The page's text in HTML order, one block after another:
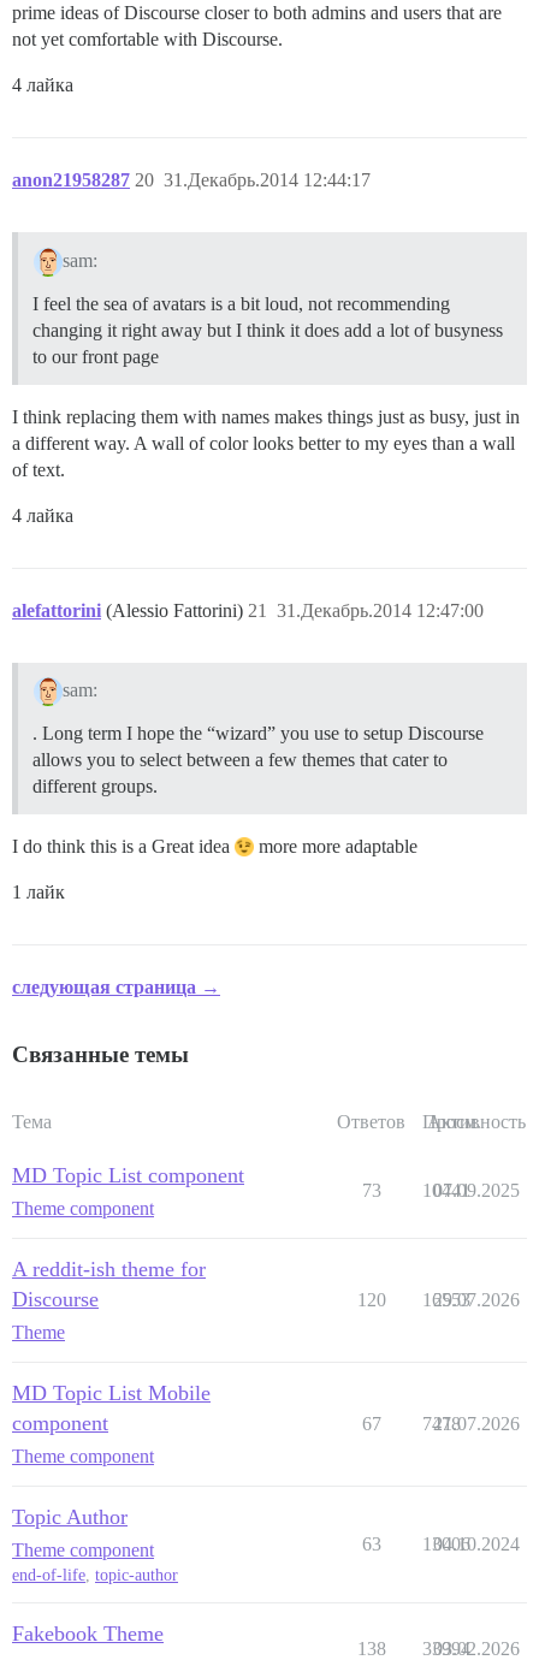
prime ideas of Discourse closer to both admins and users that are
not yet comfortable with Discourse.
4 лайка
anon21958287 31.Декабрь.2014 12:44:17
20
sam:
I feel the sea of avatars is a bit loud, not recommending
changing it right away but I think it does add a lot of busyness
to our front page
I think replacing them with names makes things just as busy, just in
a different way. A wall of color looks better to my eyes than a wall
of text.
4 лайка
alefattorini (Alessio Fattorini) 31.Декабрь.2014 12:47:00
21
sam:
. Long term I hope the “wizard” you use to setup Discourse
allows you to select between a few themes that cater to
different groups.
I do think this is a Great idea more more adaptable
1 лайк
следующая страница →
Связанные темы
Тема Ответов Просм.
Активность
MD Topic List component
Theme component
73 10441
07.09.2025
A reddit-ish theme for
Discourse
Theme
120 16553
29.07.2026
MD Topic List Mobile
component
Theme component
67 7478
21.07.2026
Topic Author
Theme component
end-of-life, topic-author
63 13006
04.10.2024
Fakebook Theme
138 33994
03.02.2026